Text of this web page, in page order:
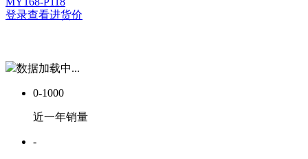
登录查看进货价
数据加载中...
0-1000
近一年销量
-